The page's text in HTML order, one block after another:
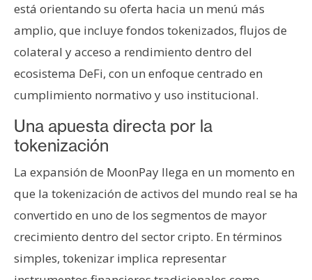
a
c
t
o
P
u
b
i
c
d
a
d
está orientando su oferta hacia un menú más
amplio, que incluye fondos tokenizados, flujos de
colateral y acceso a rendimiento dentro del
ecosistema DeFi, con un enfoque centrado en
cumplimiento normativo y uso institucional.
Una apuesta directa por la
tokenización
La expansión de MoonPay llega en un momento en
que la tokenización de activos del mundo real se ha
convertido en uno de los segmentos de mayor
crecimiento dentro del sector cripto. En términos
simples, tokenizar implica representar